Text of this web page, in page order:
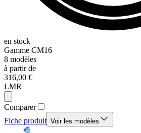
en stock
Gamme CM16
8 modèles
à partir de
316,00 €
LMR
Comparer
Fiche produit Voir les modèles